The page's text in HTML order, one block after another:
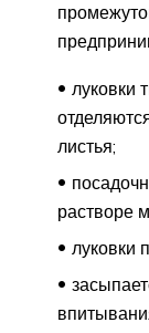
луковки
листья;
растворе
луковки